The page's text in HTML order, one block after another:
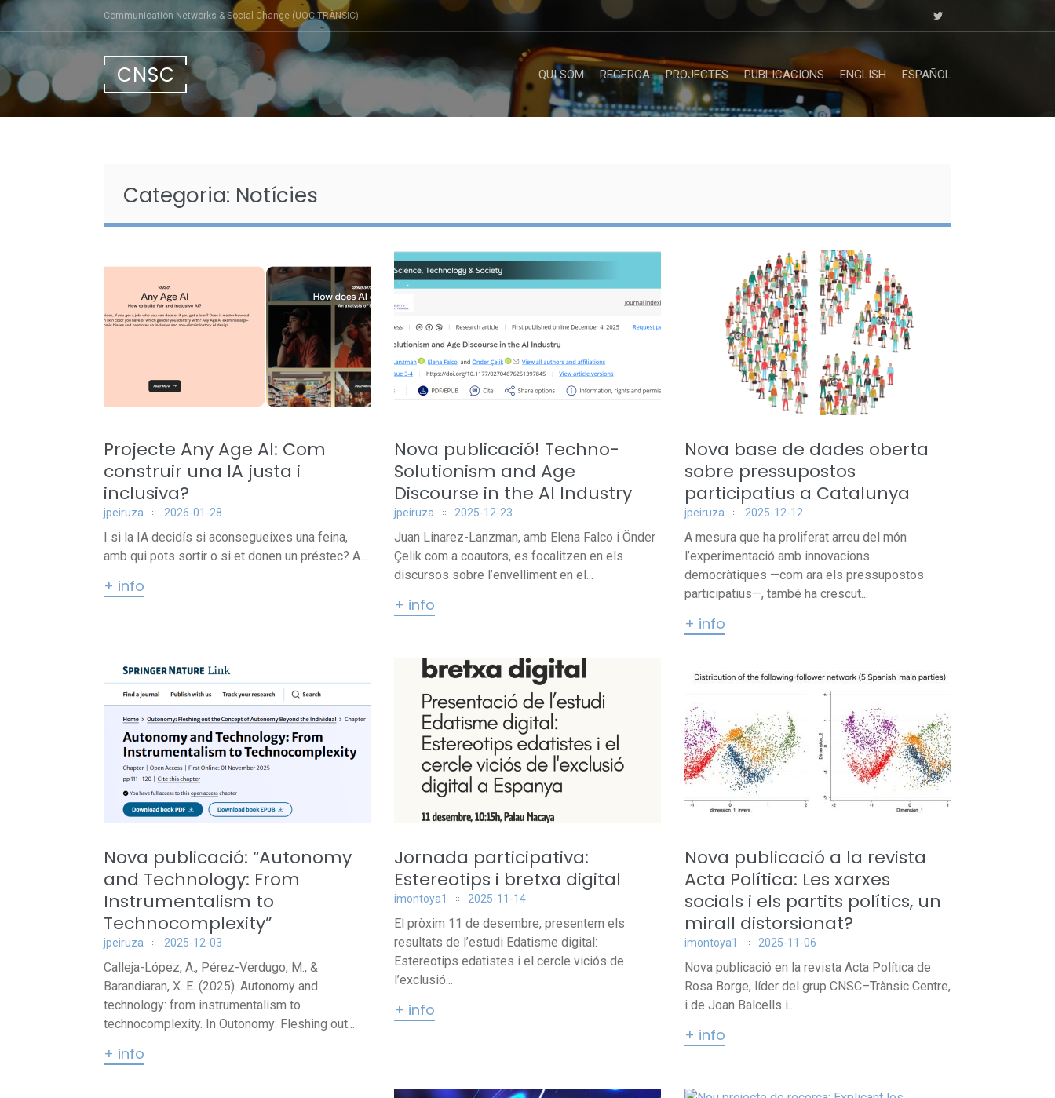
Skip
content
Communication Networks & Social Change (UOC-TRÀNSIC)
CNSC QUI SOM RECERCA PROJECTES PUBLICACIONS ENGLISH ESPAÑOL
Categoria: Notícies
Projecte Any Age AI: Com
construir una IA justa i
inclusiva?
jpeiruza 2026-01-28
I si la IA decidís si aconsegueixes una feina,
amb qui pots sortir o si et donen un préstec? A...
+ info
Nova publicació! Techno-
Solutionism and Age
Discourse in the AI Industry
jpeiruza 2025-12-23
Juan Linarez-Lanzman, amb Elena Falco i Önder
Çelik com a coautors, es focalitzen en els
discursos sobre l’envelliment en el...
+ info
Nova base de dades oberta
sobre pressupostos
participatius a Catalunya
jpeiruza 2025-12-12
A mesura que ha proliferat arreu del món
l’experimentació amb innovacions
democràtiques —com ara els pressupostos
participatius—, també ha crescut...
+ info
Nova publicació: “Autonomy
and Technology: From
Instrumentalism to
Technocomplexity”
jpeiruza 2025-12-03
Calleja-López, A., Pérez-Verdugo, M., &
Barandiaran, X. E. (2025). Autonomy and
technology: from instrumentalism to
technocomplexity. In Outonomy: Fleshing out...
+ info
Jornada participativa:
Estereotips i bretxa digital
imontoya1 2025-11-14
El pròxim 11 de desembre, presentem els
resultats de l’estudi Edatisme digital:
Estereotips edatistes i el cercle viciós de
l’exclusió...
+ info
Nova publicació a la revista
Acta Política: Les xarxes
socials i els partits polítics, un
mirall distorsionat?
imontoya1 2025-11-06
Nova publicació en la revista Acta Política de
Rosa Borge, líder del grup CNSC–Trànsic Centre,
i de Joan Balcells i...
+ info